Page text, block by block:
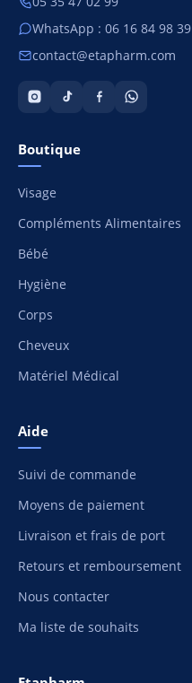
WhatsApp : 06 16 84 98 39
contact@etapharm.com
Boutique
Visage
Compléments Alimentaires
Bébé
Hygiène
Corps
Cheveux
Matériel Médical
Aide
Suivi de commande
Moyens de paiement
Livraison et frais de port
Retours et remboursement
Nous contacter
Ma liste de souhaits